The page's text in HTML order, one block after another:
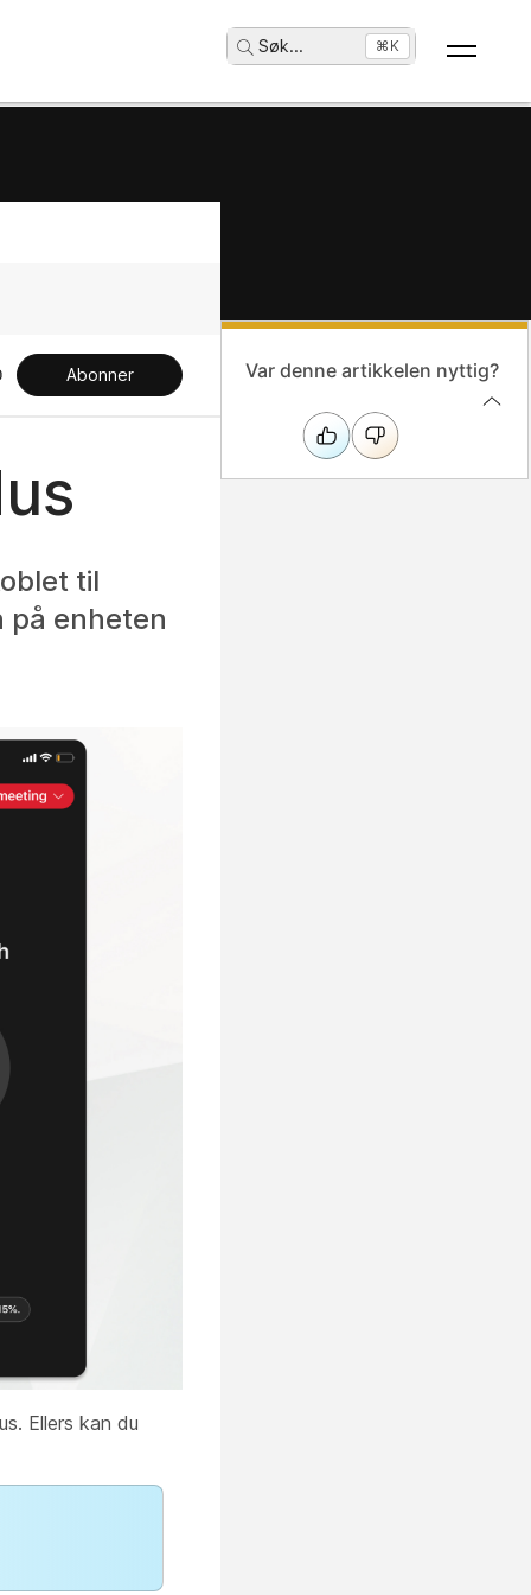
Søk... ⌘K
Abonner
til
på enheten
Ellers kan du
Var denne artikkelen nyttig?